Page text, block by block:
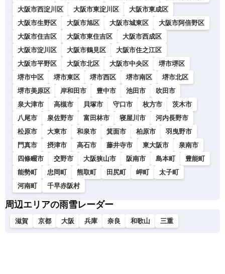
大阪市西淀川区
大阪市東淀川区
大阪市東成区
大阪市生野区
大阪市旭区 大阪市城東区
大阪市阿倍野区
大阪市住吉区
大阪市東住吉区
大阪市西成区
大阪市淀川区
大阪市鶴見区
大阪市住之江区
大阪市平野区
大阪市北区 大阪市中央区
堺市堺区
堺市中区
堺市東区 堺市西区 堺市南区
堺市北区
堺市美原区
岸和田市 豊中市 池田市
吹田市
泉大津市
高槻市 貝塚市 守口市 枚方市
茨木市
八尾市
泉佐野市 富田林市 寝屋川市
河内長野市
松原市
大東市 和泉市 箕面市 柏原市
羽曳野市
門真市
摂津市 高石市 藤井寺市 東大阪市
泉南市
四條畷市
交野市 大阪狭山市 阪南市 島本町
豊能町
能勢町
忠岡町 熊取町 田尻町 岬町
太子町
河南町
千早赤阪村
周辺エリアの雨雪レーダー
滋賀 京都 大阪 兵庫 奈良 和歌山 三重